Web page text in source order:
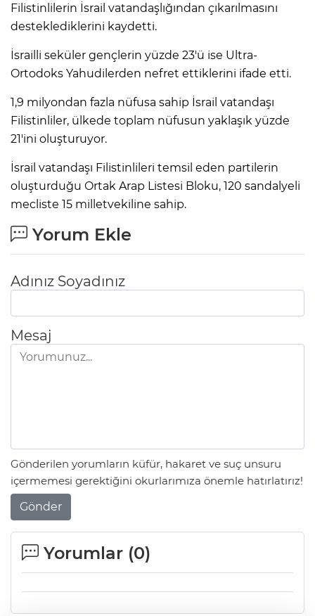
Filistinlilerin İsrail vatandaşlığından çıkarılmasını
desteklediklerini kaydetti.
İsrailli seküler gençlerin yüzde 23'ü ise Ultra-
Ortodoks Yahudilerden nefret ettiklerini ifade etti.
1,9 milyondan fazla nüfusa sahip İsrail vatandaşı
Filistinliler, ülkede toplam nüfusun yaklaşık yüzde
21'ini oluşturuyor.
İsrail vatandaşı Filistinlileri temsil eden partilerin
oluşturduğu Ortak Arap Listesi Bloku, 120 sandalyeli
mecliste 15 milletvekiline sahip.
Yorum Ekle
Adınız Soyadınız
Mesaj
Gönderilen yorumların küfür, hakaret ve suç unsuru
içermemesi gerektiğini okurlarımıza önemle hatırlatırız!
Gönder
Yorumlar (0)